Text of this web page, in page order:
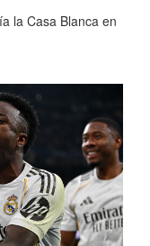
la Casa Blanca en